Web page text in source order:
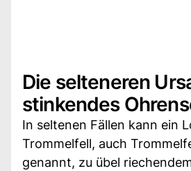
Die selteneren
stinkendes
In seltenen Fällen kann ein
Trommelfell, auch
genannt, zu übel